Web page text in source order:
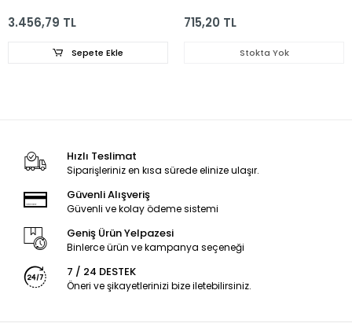
3.456,79 TL
Sepete Ekle
715,20 TL
Stokta Yok
Hızlı Teslimat
Siparişleriniz en kısa sürede elinize ulaşır.
Güvenli Alışveriş
Güvenli ve kolay ödeme sistemi
Geniş Ürün Yelpazesi
Binlerce ürün ve kampanya seçeneği
7 / 24 DESTEK
Öneri ve şikayetlerinizi bize iletebilirsiniz.